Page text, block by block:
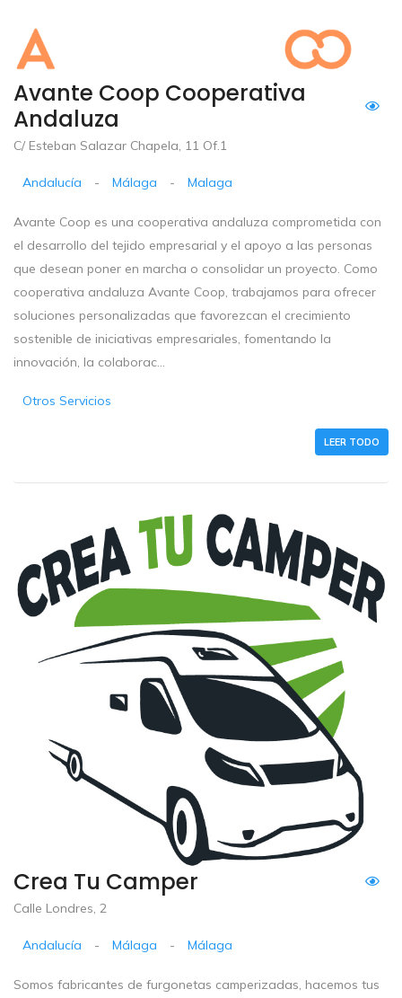
Avante Coop Cooperativa
Andaluza
C/ Esteban Salazar Chapela, 11 Of.1
Andalucía - Málaga - Malaga
Avante Coop es una cooperativa andaluza comprometida con
el desarrollo del tejido empresarial y el apoyo a las personas
que desean poner en marcha o consolidar un proyecto. Como
cooperativa andaluza Avante Coop, trabajamos para ofrecer
soluciones personalizadas que favorezcan el crecimiento
sostenible de iniciativas empresariales, fomentando la
innovación, la colaborac...
Otros Servicios
LEER TODO
Crea Tu Camper
Calle Londres, 2
Andalucía - Málaga - Málaga
Somos fabricantes de furgonetas camperizadas, hacemos tus